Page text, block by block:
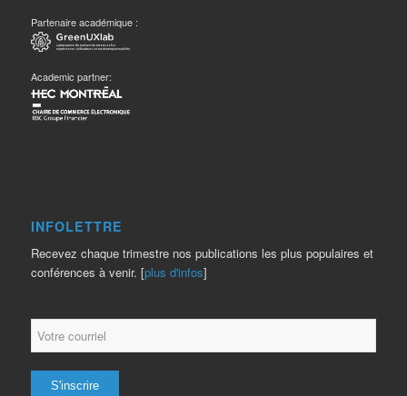
Partenaire académique :
Academic partner:
INFOLETTRE
Recevez chaque trimestre nos publications les plus populaires et
conférences à venir. [plus d'infos]